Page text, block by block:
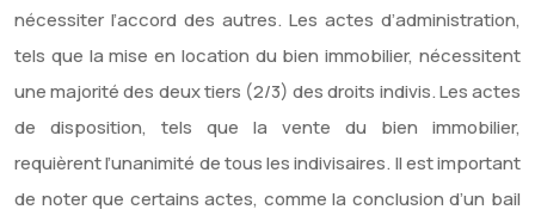
nécessiter l’accord des autres. Les actes d’administration,
tels que la mise en location du bien immobilier, nécessitent
une majorité des deux tiers (2/3) des droits indivis. Les actes
de disposition, tels que la vente du bien immobilier,
requièrent l’unanimité de tous les indivisaires. Il est important
de noter que certains actes, comme la conclusion d’un bail